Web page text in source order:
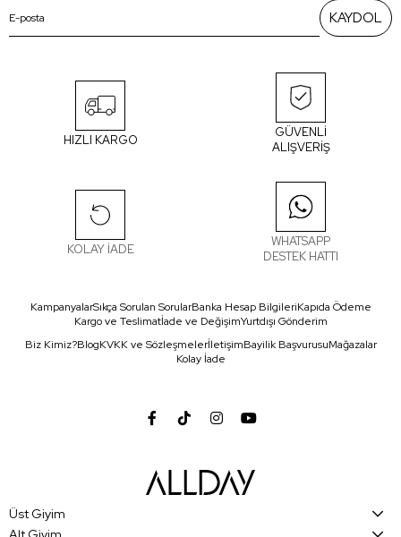
KAYDOL
HIZLI KARGO
GÜVENLİ
ALIŞVERİŞ
KOLAY İADE
WHATSAPP
DESTEK HATTI
KampanyalarSıkça Sorulan SorularBanka Hesap BilgileriKapıda Ödeme
Kargo ve Teslimatİade ve DeğişimYurtdışı Gönderim
Biz Kimiz?BlogKVKK ve SözleşmelerİletişimBayilik BaşvurusuMağazalar
Kolay İade
Üst Giyim